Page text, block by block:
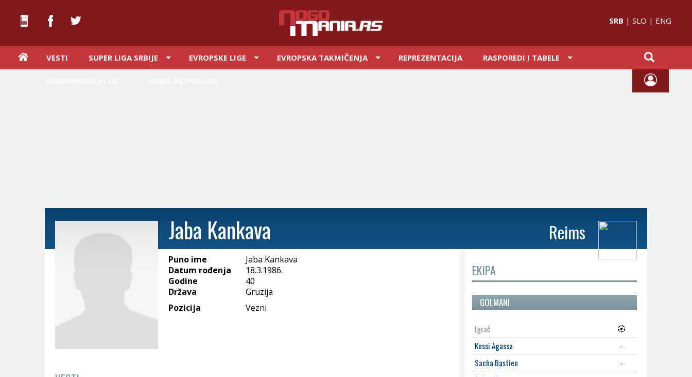
SRB | SLO | ENG
VESTI SUPER LIGA SRBIJE EVROPSKE LIGE EVROPSKA TAKMIČENJA REPREZENTACIJA RASPOREDI I TABELE
EKIPA
GOLMANI
Igrač
Kossi Agassa
-
Sacha Bastien
-
Jaba Kankava Reims
Puno ime
Jaba Kankava
Datum rođenja
18.3.1986.
Godine
40
Država
Gruzija
Pozicija
Vezni